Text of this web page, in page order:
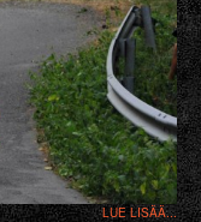
LUE LISÄÄ...